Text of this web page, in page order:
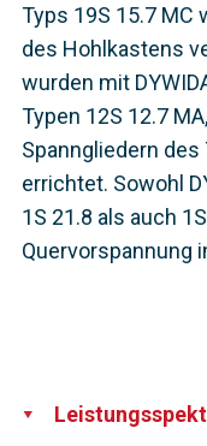
Typs 19S 15.7 MC
des Hohlkastens
wurden mit
Typen 12S 12.7
Spanngliedern des
errichtet. Sowohl
1S 21.8 als auch
Quervorspannung